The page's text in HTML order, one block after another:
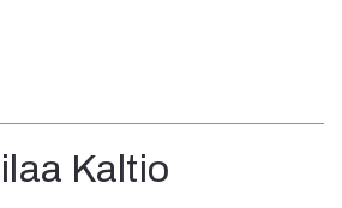
Kaltio